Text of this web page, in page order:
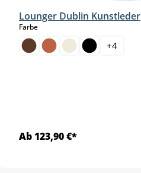
Lounger Dublin Kunstleder
Farbeauswählen
+4
Ab 123,90 €*